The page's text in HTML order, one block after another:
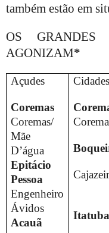
também estão em
OS GRANDES
AGONIZAM*
Açudes
Coremas
Coremas/
Mãe
D’água
Epitácio
Pessoa
Engenheiro
Ávidos
Acauã
Cidades
Itatuba